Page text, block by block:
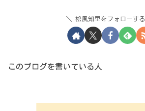
松風知里をフォローする
このブログを書いている人